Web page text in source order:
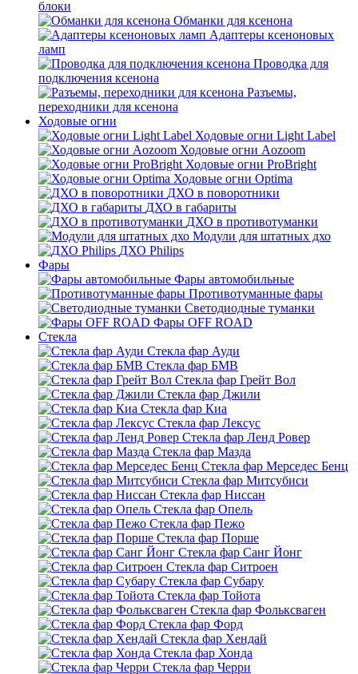
блоки
Обманки для ксенона
Адаптеры ксеноновых
ламп
Проводка для
подключения ксенона
Разъемы,
переходники для ксенона
Ходовые огни
Ходовые огни Light Label
Ходовые огни Aozoom
Ходовые огни ProBright
Ходовые огни Optima
ДХО в поворотники
ДХО в габариты
ДХО в противотуманки
Модули для штатных дхо
ДХО Philips
Фары
Фары автомобильные
Противотуманные фары
Светодиодные туманки
Фары OFF ROAD
Стекла
Стекла фар Ауди
Стекла фар БМВ
Стекла фар Грейт Вол
Стекла фар Джили
Стекла фар Киа
Стекла фар Лексус
Стекла фар Ленд Ровер
Стекла фар Мазда
Стекла фар Мерседес Бенц
Стекла фар Митсубиси
Стекла фар Ниссан
Стекла фар Опель
Стекла фар Пежо
Стекла фар Порше
Стекла фар Санг Йонг
Стекла фар Ситроен
Стекла фар Субару
Стекла фар Тойота
Стекла фар Фольксваген
Стекла фар Форд
Стекла фар Хендай
Стекла фар Хонда
Стекла фар Черри